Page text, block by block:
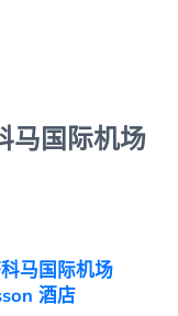
马国际机场
马国际机场
酒店